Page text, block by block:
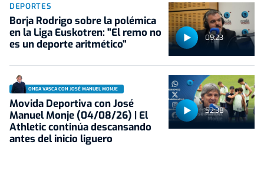
09:23
DEPORTES
Borja Rodrigo sobre la polémica
en la Liga Euskotren: "El remo no
es un deporte aritmético"
52:38
ONDA VASCA CON JOSÉ MANUEL MONJE
Movida Deportiva con José
Manuel Monje (04/08/26) | El
Athletic continúa descansando
antes del inicio liguero